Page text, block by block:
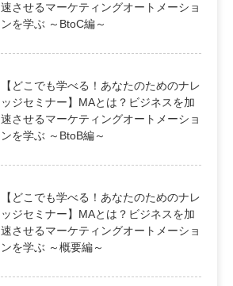
速させるマーケティングオートメーショ
ンを学ぶ ～BtoC編～
【どこでも学べる！あなたのためのナレ
ッジセミナー】MAとは？ビジネスを加
速させるマーケティングオートメーショ
ンを学ぶ ～BtoB編～
【どこでも学べる！あなたのためのナレ
ッジセミナー】MAとは？ビジネスを加
速させるマーケティングオートメーショ
ンを学ぶ ～概要編～